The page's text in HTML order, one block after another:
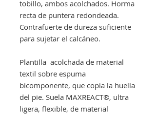
tobillo, ambos acolchados. Horma
recta de puntera redondeada.
Contrafuerte de dureza suficiente
para sujetar el calcáneo.
Plantilla acolchada de material
textil sobre espuma
bicomponente, que copia la huella
del pie. Suela MAXREACT®, ultra
ligera, flexible, de material